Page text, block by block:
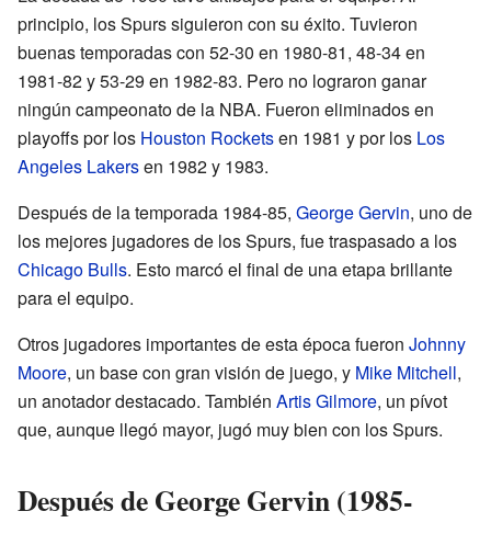
principio, los Spurs siguieron con su éxito. Tuvieron
buenas temporadas con 52-30 en 1980-81, 48-34 en
1981-82 y 53-29 en 1982-83. Pero no lograron ganar
ningún campeonato de la NBA. Fueron eliminados en
playoffs por los Houston Rocketsen 1981 y por los Los
Angeles Lakersen 1982 y 1983.
Después de la temporada 1984-85, George Gervin, uno de
los mejores jugadores de los Spurs, fue traspasado a los
Chicago Bulls. Esto marcó el final de una etapa brillante
para el equipo.
Otros jugadores importantes de esta época fueron Johnny
Moore, un base con gran visión de juego, y Mike Mitchell,
un anotador destacado. También Artis Gilmore, un pívot
que, aunque llegó mayor, jugó muy bien con los Spurs.
Después de George Gervin (1985-